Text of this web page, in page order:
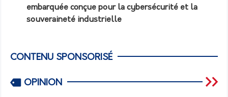
embarquée conçue pour la cybersécurité et la
souveraineté industrielle
CONTENU SPONSORISÉ
OPINION